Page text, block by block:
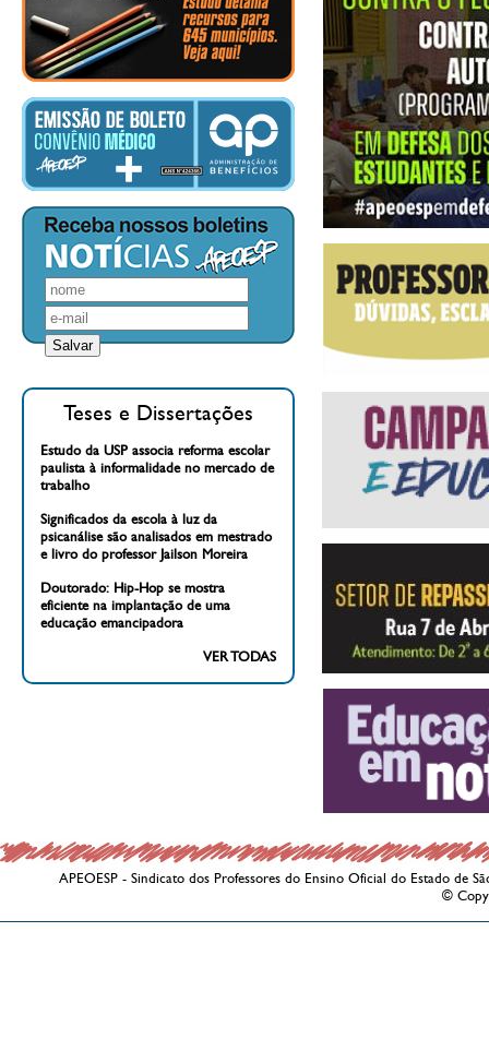
Teses e Dissertações
Estudo da USP associa reforma escolar
paulista à informalidade no mercado de
trabalho
Significados da escola à luz da
psicanálise são analisados em mestrado
e livro do professor Jailson Moreira
Doutorado: Hip-Hop se mostra
eficiente na implantação de uma
educação emancipadora
VER TODAS
APEOESP - Sindicato dos Professores do Ensino Oficial do Estado de
©